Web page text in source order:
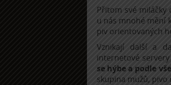
Přitom své miláčky
u nás mnohé mění
piv orientovaných
Vznikají další a
internetové
se hýbe a podle
skupina mužů, pivo